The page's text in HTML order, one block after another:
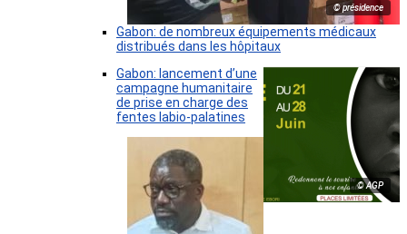
© présidence
Gabon: de nombreux équipements médicaux
distribués dans les hôpitaux
© AGP
Gabon: lancement d’une
campagne humanitaire
de prise en charge des
fentes labio-palatines